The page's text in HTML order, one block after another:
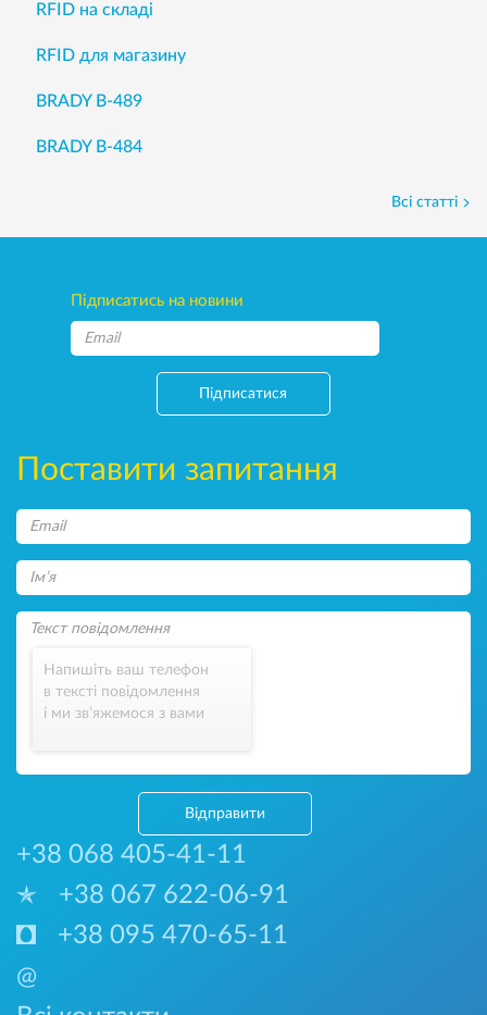
RFID на складі
RFID для магазину
BRADY B-489
BRADY B-484
Всі статті
Підписатись на новини
Підписатися
Поставити запитання
Напишіть ваш телефон
в тексті повідомлення
і ми зв’яжемося з вами
Відправити
+38 068 405-41-11
+38 067 622-06-91
+38 095 470-65-11
@